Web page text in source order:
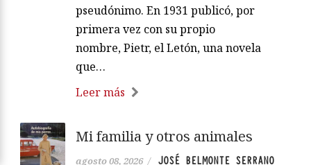
pseudónimo. En 1931 publicó, por
primera vez con su propio
nombre, Pietr, el Letón, una novela
que…
Leer más
Mi familia y otros animales
agosto 08, 2026 / JOSÉ BELMONTE SERRANO